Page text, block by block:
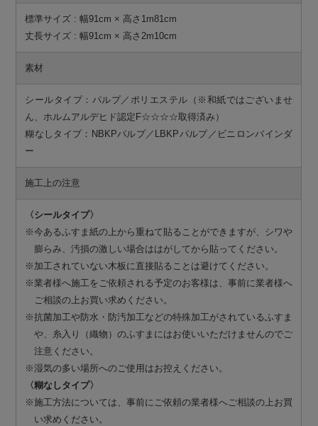
標準サイズ : 幅91cm × 高さ1m81cm
丈長サイズ : 幅91cm × 高さ2m10cm
素材
シールタイプ：パルプ／ポリエステル（※和紙ではございませ
ん、ホルムアルデヒド認定F☆☆☆☆取得済み）
糊なしタイプ：NBKPパルプ／LBKPパルプ／ビニロンバインダ
ー
施工上の注意
〈シールタイプ〉
※今あるふすま紙の上から重ねて貼ることができますが、シワや
膨らみ、汚損の激しい場合ははがしてから貼ってください。
※加工されていない木板に直接貼ることは避けてください。
※業者様へ施工をご依頼される予定のお客様は、事前に業者様へ
ご相談の上お買い求めください。
※抗菌加工や防水・防汚加工などの特殊加工がされているふすま
や、糸入り（織物）のふすまにはお使いいただけませんのでご
注意ください。
※湿気の多い場所へのご使用はお控えください。
〈糊なしタイプ〉
※施工方法については、事前にご依頼の業者様へご相談の上お買
い求めください。